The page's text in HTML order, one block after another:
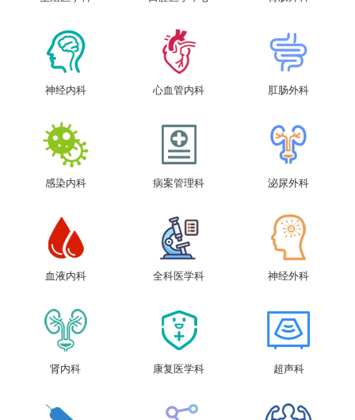
神经内科 心血管内科 肛肠外科
感染内科 病案管理科 泌尿外科
血液内科 全科医学科 神经外科
肾内科 康复医学科 超声科